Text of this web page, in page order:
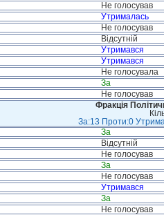
Не голосував
Утрималась
Не голосував
Відсутній
Утримався
Утримався
Не голосувала
За
Не голосував
Фракція
За:13 Проти:0
За
Відсутній
Не голосував
За
Не голосував
Утримався
За
Не голосував